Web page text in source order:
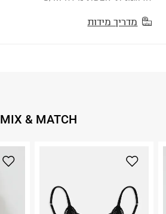
מדריך מידות
MIX & MATCH